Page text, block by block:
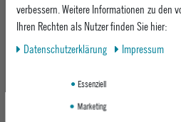
STANCE BOXERSHORTS STANDARD 6IN
BLACK
verbessern. Weitere Informationen zu den
Ihren Rechten als Nutzer finden Sie hier:
Daten­schutz­erklärung
Impressum
Essenziell
Marketing